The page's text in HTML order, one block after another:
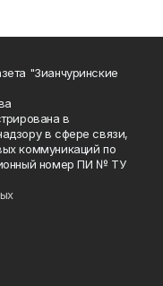
"Зианчуринские
в
в сфере связи,
коммуникаций по
номер ПИ № ТУ